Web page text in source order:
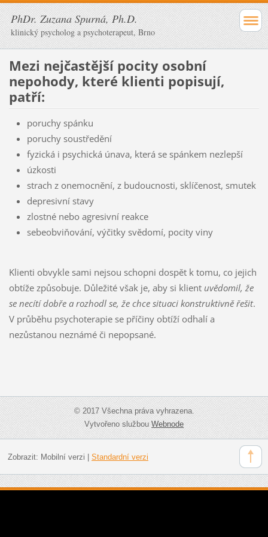
PhDr. Zuzana Spurná, Ph.D.
klinický psycholog a psychoterapeut, Brno
Mezi nejčastější pocity osobní
nepohody, které klienti popisují,
patří:
poruchy spánku
poruchy soustředění
fyzická i psychická únava, která se spánkem nezlepší
úzkosti
strach z onemocnění, z budoucnosti, sklíčenost, smutek
depresivní stavy
zlostné nebo agresivní reakce
sebeobviňování, výčitky svědomí, pocity viny
Klienti obvykle sami nejsou schopni dospět k tomu, co jejich
obtíže způsobuje. Důležité však je, aby si klient uvědomil, že
se necítí dobře a rozhodl se, že chce situaci konstruktivně řešit.
V průběhu psychoterapie se příčiny obtíží odhalí a
nezůstanou neznámé či nepopsané.
© 2017 Všechna práva vyhrazena.
Vytvořeno službouWebnode
Zobrazit: Mobilní verzi Standardní verzi